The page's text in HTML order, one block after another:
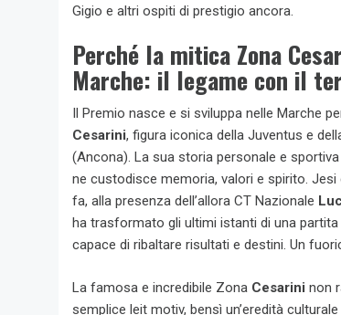
Gigio e altri ospiti di prestigio ancora.
Perché la mitica Zona
Marche: il legame con il
Il Premio nasce e si sviluppa nelle Marche
Cesarini, figura iconica della Juventus e
(Ancona). La sua storia personale e
ne custodisce memoria, valori e spirito.
fa, alla presenza dell’allora CT Nazionale
ha trasformato gli ultimi istanti di una
capace di ribaltare risultati e destini. Un
La famosa e incredibile Zona Cesarini non
semplice leit motiv, bensì un’eredità